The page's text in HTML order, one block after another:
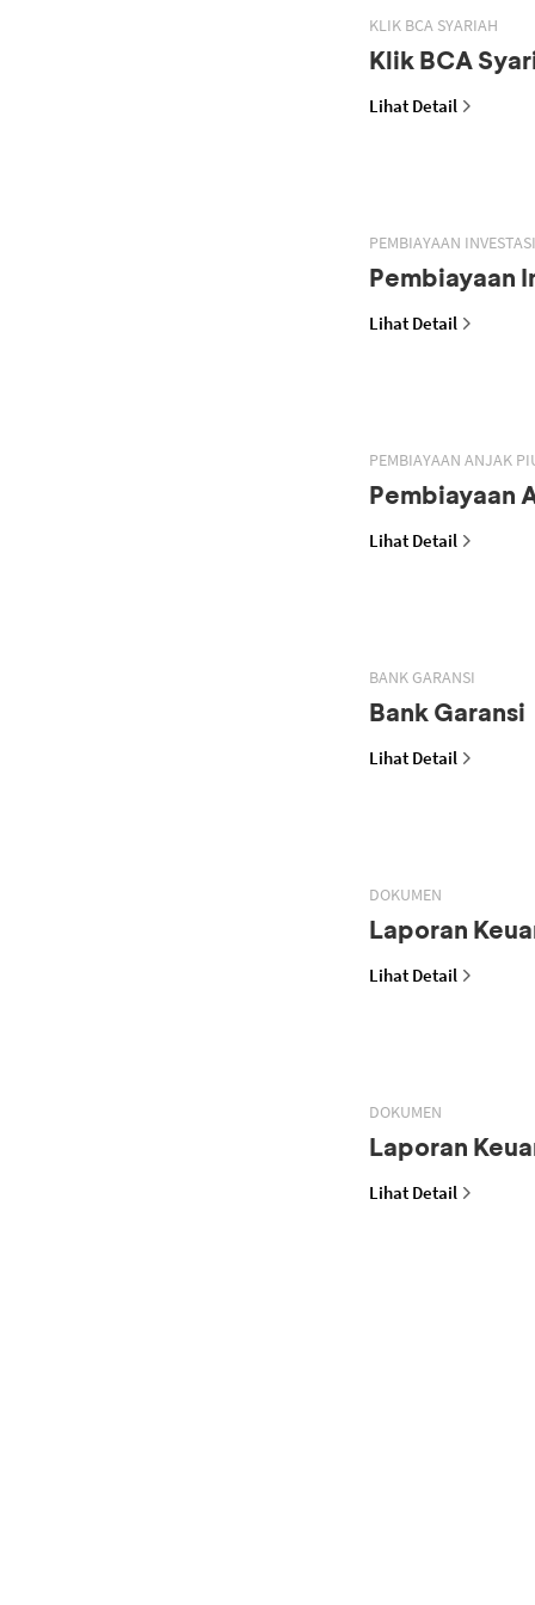
KLIK BCA SYARIAH
Klik BCA
Lihat Detail
PEMBIAYAAN
Pembiayaan
Lihat Detail
PEMBIAYAAN ANJAK
Pembiayaan
Lihat Detail
BANK GARANSI
Bank Garansi
Lihat Detail
DOKUMEN
Laporan
Lihat Detail
DOKUMEN
Laporan
Lihat Detail